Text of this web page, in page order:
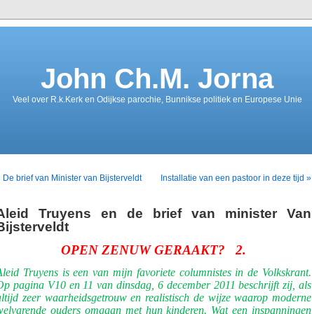
John Ch.M. Jorna
Veel over R.k.Kerk en Odijkse parochie, Bunnikse politiek en Europese Unie
De brief van Minister van Bijsterveldt Installatie van een pastoor in deze tijd »
Truyens en de brief van minister Van
OPEN ZENUW GERAAKT?
2.
Truyens is een van mijn favoriete columnistes in de Volkskrant.
pagina V10 en 11 van dinsdag, 6 december 2011 beschrijft zij, als
zeer waarheidsgetrouw en realistisch de wijze waarop moderne
ouders omgaan met hun kinderen. Wat een inspanningen